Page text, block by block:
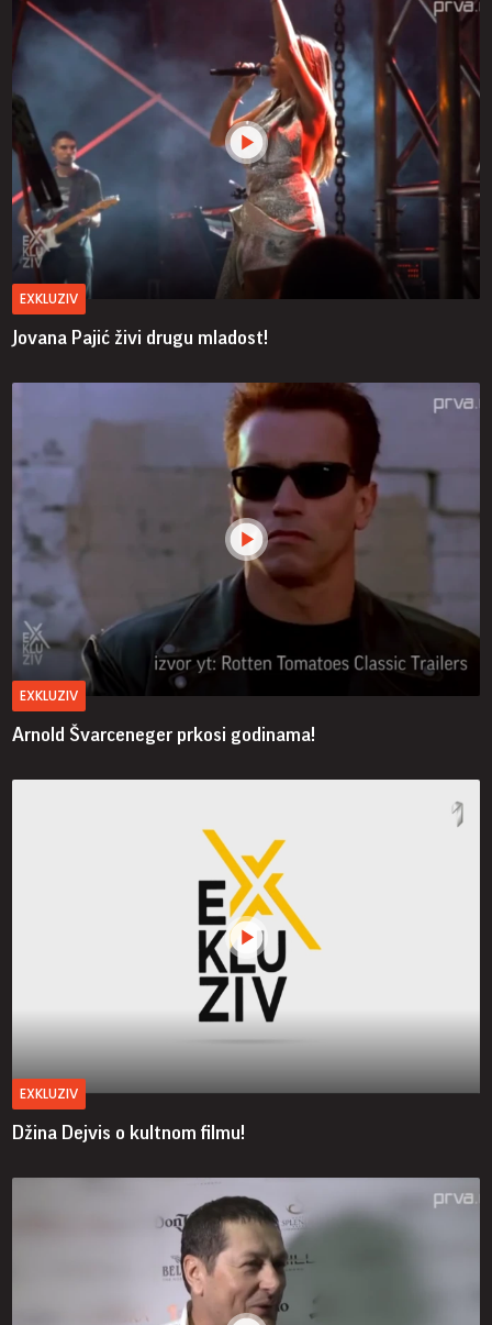
EXKLUZIV
Jovana Pajić živi drugu mladost!
EXKLUZIV
Arnold Švarceneger prkosi godinama!
EXKLUZIV
Džina Dejvis o kultnom filmu!